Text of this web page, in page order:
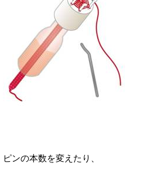
ピンの本数を変えたり、